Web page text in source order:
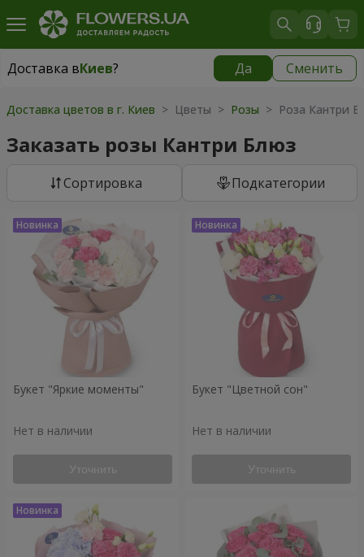
Доставка вКиев? Да Сменить
Доставка вКиев
Доставка цветов в г. Киев > Цветы > Розы > Роза Кантри
Заказать розы Кантри Блюз
Cортировка Подкатегории
Букет "Яркие моменты"
Нет в наличии
Уточнить
Букет "Цветной сон"
Нет в наличии
Уточнить